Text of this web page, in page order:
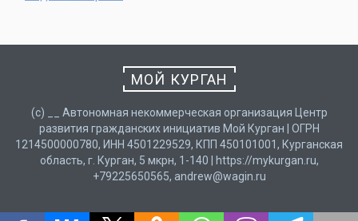
МОЙ КУРГАН
(с) __ Автономная некоммерческая организация Центр
развития гражданских инициатив Мой Курган | ОГРН
1214500000780, ИНН 4501229529, КПП 450101001, Курганская
область, г. Курган, 5 мкрн, 1-140 | https://mykurgan.ru,
+79225650565, andrew@wagin.ru